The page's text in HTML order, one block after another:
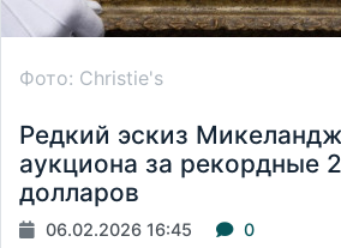
Фото: Christie's
Редкий эскиз
аукциона за рекордные
долларов
06.02.2026 16:45 0